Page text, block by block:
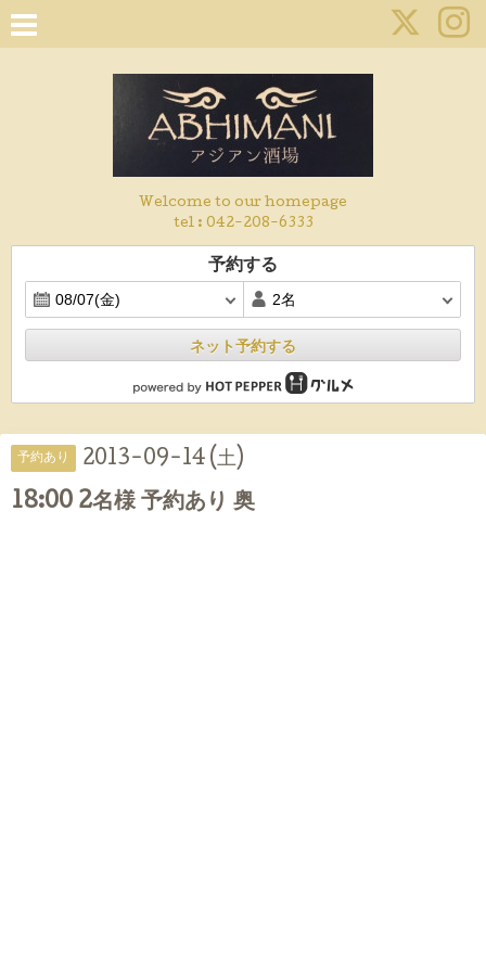
Welcome to our homepage
tel : 042-208-6333
予約する
ネット予約する
予約あり 2013-09-14 (土)
18:00 2名様 予約あり 奥